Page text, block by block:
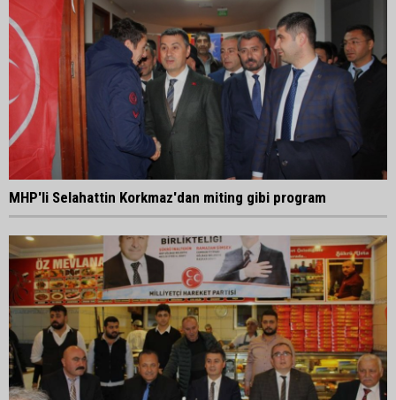
MHP'li Selahattin Korkmaz'dan miting gibi program